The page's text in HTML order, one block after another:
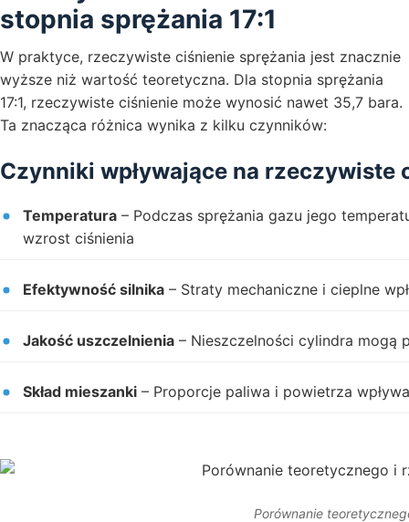
stopnia sprężania 17:1
W praktyce, rzeczywiste ciśnienie sprężania jest znacznie
wyższe niż wartość teoretyczna. Dla stopnia sprężania
17:1, rzeczywiste ciśnienie może wynosić nawet 35,7 bara.
Ta znacząca różnica wynika z kilku czynników:
Czynniki wpływające na rzeczywiste
Temperatura – Podczas sprężania gazu jego
wzrost ciśnienia
Efektywność silnika – Straty mechaniczne i cieplne
Jakość uszczelnienia – Nieszczelności cylindra mogą
Skład mieszanki – Proporcje paliwa i powietrza
Porównanie